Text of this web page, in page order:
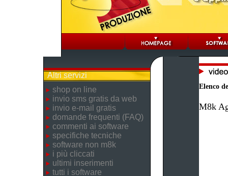
Altri servizi
shop on line
invio sms gratis da web
invio e-mail gratis
domande frequenti (FAQ)
commenti ai software
specifiche tecniche
software non m8k
i più cliccati
ultimi inserimenti
tutti i software
Elenco
M8k